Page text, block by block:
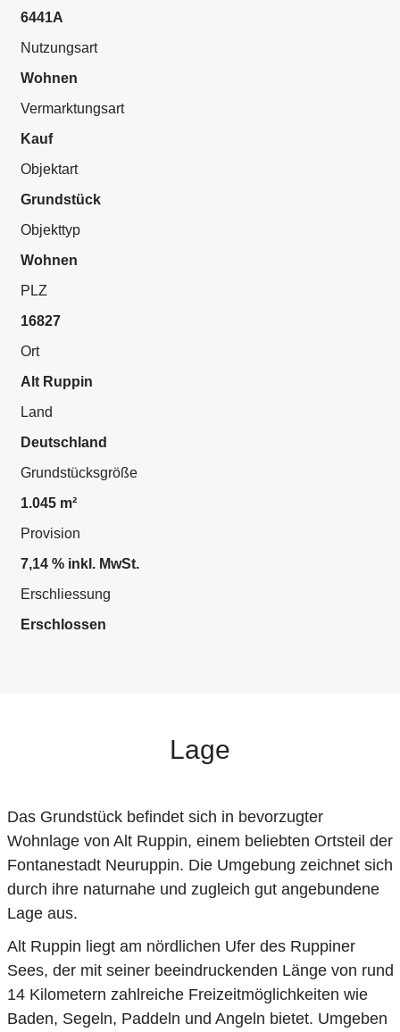
6441A
Nutzungsart
Wohnen
Vermarktungsart
Kauf
Objektart
Grundstück
Objekttyp
Wohnen
PLZ
16827
Ort
Alt Ruppin
Land
Deutschland
Grundstücksgröße
1.045 m²
Provision
7,14 % inkl. MwSt.
Erschliessung
Erschlossen
Lage
Das Grundstück befindet sich in bevorzugter
Wohnlage von Alt Ruppin, einem beliebten Ortsteil der
Fontanestadt Neuruppin. Die Umgebung zeichnet sich
durch ihre naturnahe und zugleich gut angebundene
Lage aus.
Alt Ruppin liegt am nördlichen Ufer des Ruppiner
Sees, der mit seiner beeindruckenden Länge von rund
14 Kilometern zahlreiche Freizeitmöglichkeiten wie
Baden, Segeln, Paddeln und Angeln bietet. Umgeben